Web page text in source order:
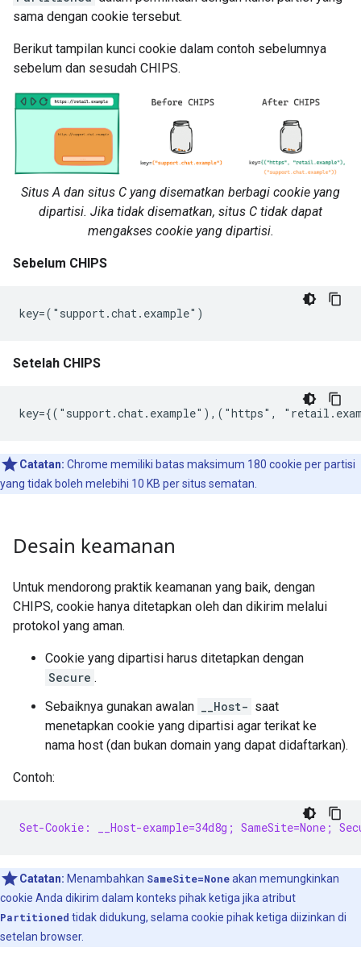
sama dengan cookie tersebut.
Berikut tampilan kunci cookie dalam contoh sebelumnya
sebelum dan sesudah CHIPS.
Situs A dan situs C yang disematkan berbagi cookie yang
dipartisi. Jika tidak disematkan, situs C tidak dapat
mengakses cookie yang dipartisi.
Sebelum CHIPS
Setelah CHIPS
Catatan: Chrome memiliki batas maksimum 180 cookie per partisi
yang tidak boleh melebihi 10 KB per situs sematan.
Desain keamanan
Untuk mendorong praktik keamanan yang baik, dengan
CHIPS, cookie hanya ditetapkan oleh dan dikirim melalui
protokol yang aman.
Cookie yang dipartisi harus ditetapkan dengan
Secure .
Sebaiknya gunakan awalan
__Host- saat
menetapkan cookie yang dipartisi agar terikat ke
nama host (dan bukan domain yang dapat didaftarkan).
Contoh:
Set-Cookie: __Host-example=34d8g; SameSite=None;
Catatan: Menambahkan SameSite=Noneakan memungkinkan
cookie Anda dikirim dalam konteks pihak ketiga jika atribut
Partitioned tidak didukung, selama cookie pihak ketiga diizinkan di
setelan browser.